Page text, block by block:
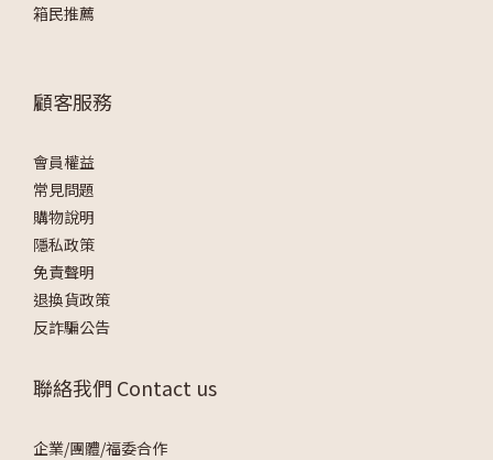
箱民推薦
顧客服務
會員權益
常見問題
購物說明
隱私政策
免責聲明
退換貨政策
反詐騙公告
聯絡我們 Contact us
企業/團體/福委合作